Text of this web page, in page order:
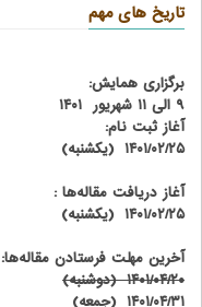
تاریخ های مهم
برگزاری همایش:
۹ الی ۱۱ شهریور ۱۴۰۱
آغاز ثبت نام:
۱۴۰۱/۰۲/۲۵ (یکشنبه)
آغاز دریافت مقاله‌ها :
۱۴۰۱/۰۲/۲۵ (یکشنبه)
آخرین مهلت فرستادن مقاله‌ها:
۱۴۰۱/۰۴/۲۰ (دوشنبه)
۱۴۰۱/۰۴/۳۱ (جمعه)